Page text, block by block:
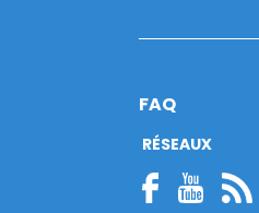
FAQ
RÉSEAUX